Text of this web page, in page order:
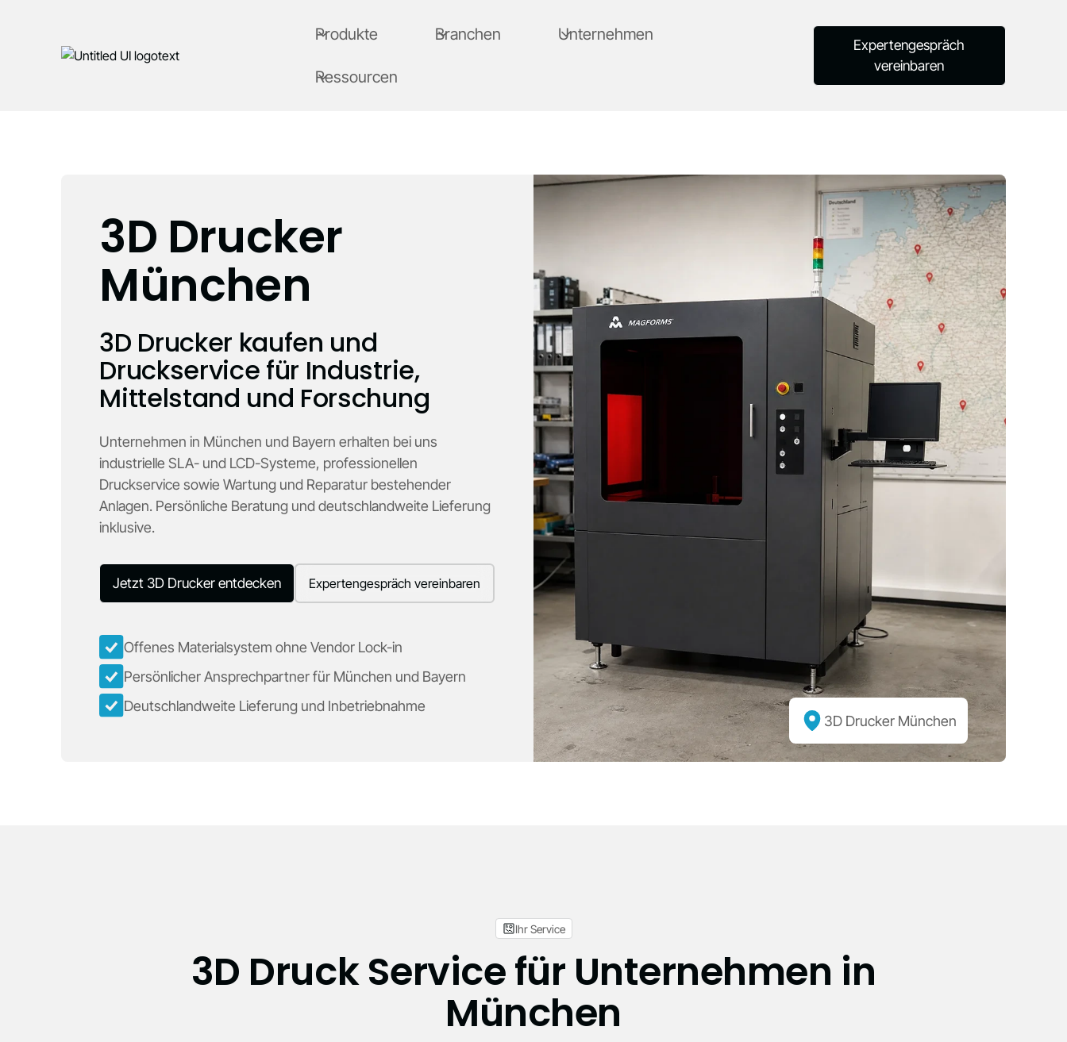
Produkte Branchen Unternehmen
Ressourcen
Expertengespräch
vereinbaren
3D Drucker München
3D Drucker
München
3D Drucker kaufen und
Druckservice für Industrie,
Mittelstand und Forschung
Unternehmen in München und Bayern erhalten bei uns
industrielle SLA- und LCD-Systeme, professionellen
Druckservice sowie Wartung und Reparatur bestehender
Anlagen. Persönliche Beratung und deutschlandweite Lieferung
inklusive.
Jetzt 3D Drucker entdecken Expertengespräch vereinbaren
Offenes Materialsystem ohne Vendor Lock-in
Persönlicher Ansprechpartner für München und Bayern
Deutschlandweite Lieferung und Inbetriebnahme
Ihr Service
3D Druck Service für Unternehmen in
München